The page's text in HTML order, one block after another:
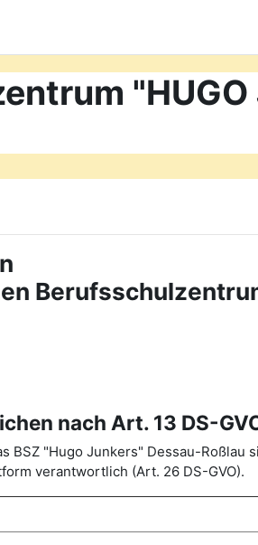
"HUGO
nach Art. 13 DS-
BSZ "Hugo Junkers" Dessau-
verantwortlich (Art. 26 DS-GVO).